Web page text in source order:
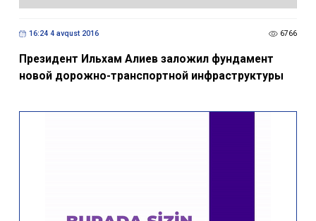
16:24 4 avqust 2016 6766
Президент Ильхам Алиев заложил фундамент
новой дорожно-транспортной инфраструктуры